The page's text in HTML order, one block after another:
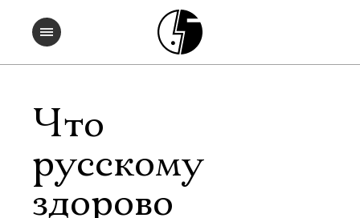
Что
русскому
здорово